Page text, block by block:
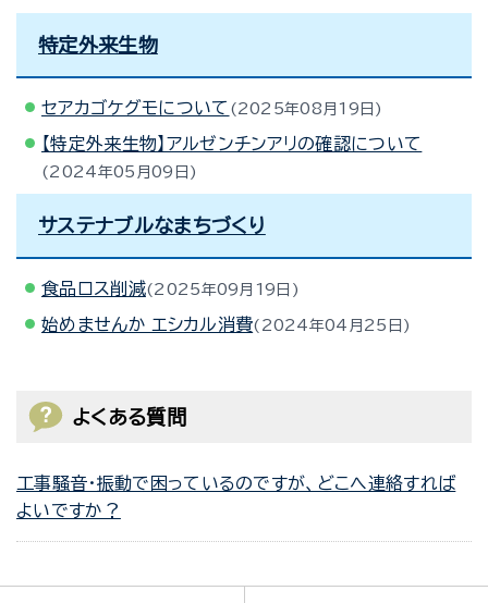
特定外来生物
セアカゴケグモについて 2025年08月19日
【特定外来生物】アルゼンチンアリの確認について
2024年05月09日
サステナブルなまちづくり
食品ロス削減 2025年09月19日
始めませんか エシカル消費 2024年04月25日
よくある質問
工事騒音・振動で困っているのですが、どこへ連絡すれば
よいですか？